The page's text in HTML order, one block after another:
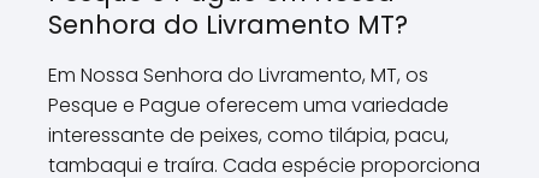
Senhora do Livramento MT?
Em Nossa Senhora do Livramento, MT, os
Pesque e Pague oferecem uma variedade
interessante de peixes, como tilápia, pacu,
tambaqui e traíra. Cada espécie proporciona